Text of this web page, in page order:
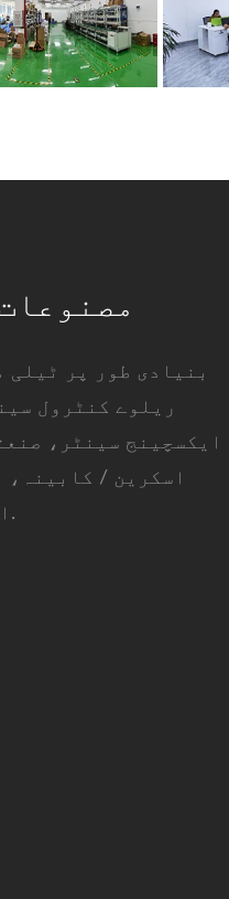
بنیادی طور پر ٹیلی
ریلوے کنٹرول
ایکسچینج سینٹر،
استعمال کیا جاتا ہے.